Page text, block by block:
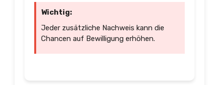
Wichtig:
Jeder zusätzliche Nachweis kann die
Chancen auf Bewilligung erhöhen.